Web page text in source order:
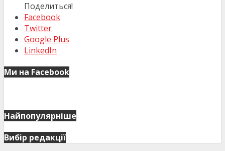
Поделиться!
Facebook
Twitter
Google Plus
LinkedIn
Ми на Facebook
Найпопулярніше
Вибір редакції